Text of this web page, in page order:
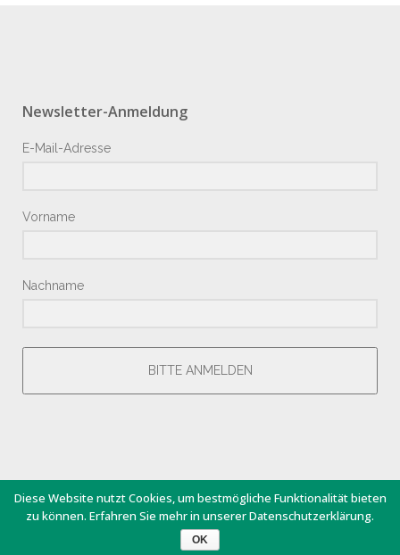
Newsletter-Anmeldung
E-Mail-Adresse
Vorname
Nachname
BITTE ANMELDEN
® Copyright by Hotel Junior 2018 – Design by
Diese Website nutzt Cookies, um bestmögliche Funktionalität bieten
zu können. Erfahren Sie mehr in unserer Datenschutzerklärung.
OK